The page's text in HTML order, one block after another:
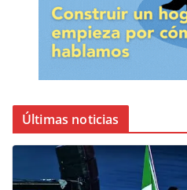
Últimas noticias